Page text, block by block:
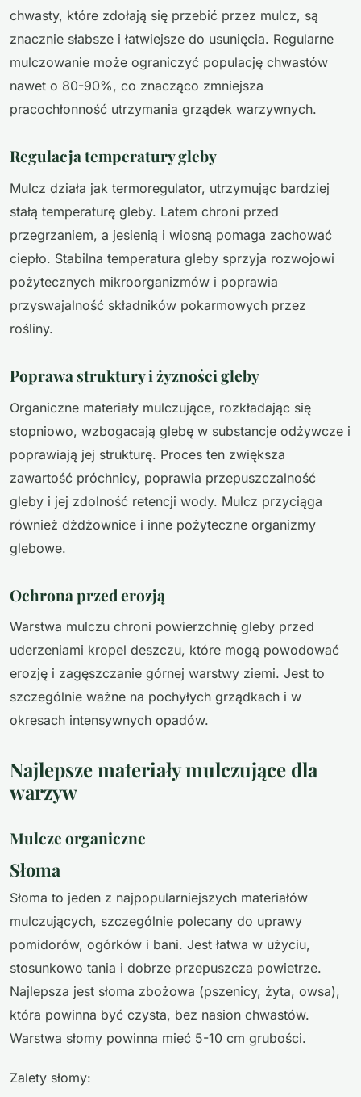
chwasty, które zdołają się przebić przez mulcz, są
znacznie słabsze i łatwiejsze do usunięcia. Regularne
mulczowanie może ograniczyć populację chwastów
nawet o 80-90%, co znacząco zmniejsza
pracochłonność utrzymania grządek warzywnych.
Regulacja temperatury gleby
Mulcz działa jak termoregulator, utrzymując bardziej
stałą temperaturę gleby. Latem chroni przed
przegrzaniem, a jesienią i wiosną pomaga zachować
ciepło. Stabilna temperatura gleby sprzyja rozwojowi
pożytecznych mikroorganizmów i poprawia
przyswajalność składników pokarmowych przez
rośliny.
Poprawa struktury i żyzności gleby
Organiczne materiały mulczujące, rozkładając się
stopniowo, wzbogacają glebę w substancje odżywcze i
poprawiają jej strukturę. Proces ten zwiększa
zawartość próchnicy, poprawia przepuszczalność
gleby i jej zdolność retencji wody. Mulcz przyciąga
również dżdżownice i inne pożyteczne organizmy
glebowe.
Ochrona przed erozją
Warstwa mulczu chroni powierzchnię gleby przed
uderzeniami kropel deszczu, które mogą powodować
erozję i zagęszczanie górnej warstwy ziemi. Jest to
szczególnie ważne na pochyłych grządkach i w
okresach intensywnych opadów.
Najlepsze materiały mulczujące dla
warzyw
Mulcze organiczne
Słoma
Słoma to jeden z najpopularniejszych materiałów
mulczujących, szczególnie polecany do uprawy
pomidorów, ogórków i bani. Jest łatwa w użyciu,
stosunkowo tania i dobrze przepuszcza powietrze.
Najlepsza jest słoma zbożowa (pszenicy, żyta, owsa),
która powinna być czysta, bez nasion chwastów.
Warstwa słomy powinna mieć 5-10 cm grubości.
Zalety słomy: